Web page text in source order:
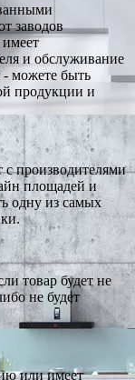
заводов
и обслуживание
- можете быть
продукции и
с производителями
площадей и
одну из самых
товар будет не
не будет
или имеет